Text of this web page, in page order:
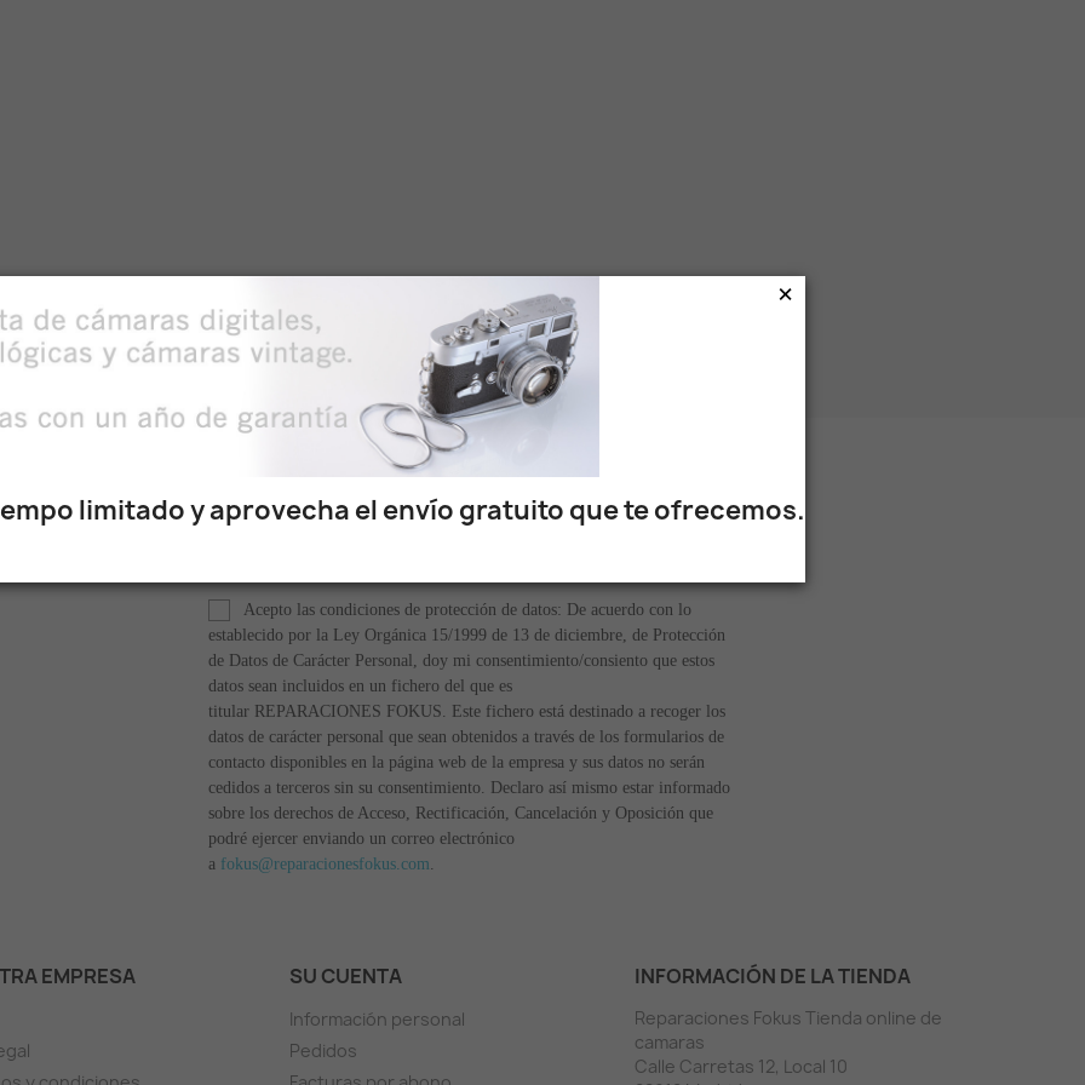
ofertas
Acepto las condiciones de protección de datos: De acuerdo con lo
establecido por la Ley Orgánica 15/1999 de 13 de diciembre, de Protección
de Datos de Carácter Personal, doy mi consentimiento/consiento que estos
datos sean incluidos en un fichero del que es
titular REPARACIONES FOKUS. Este fichero está destinado a recoger los
datos de carácter personal que sean obtenidos a través de los formularios de
contacto disponibles en la página web de la empresa y sus datos no serán
cedidos a terceros sin su consentimiento. Declaro así mismo estar informado
sobre los derechos de Acceso, Rectificación, Cancelación y Oposición que
podré ejercer enviando un correo electrónico
a fokus@reparacionesfokus.com.
EMPRESA SU CUENTA
Información personal
Pedidos
INFORMACIÓN DE LA TIENDA
Reparaciones Fokus Tienda online de
camaras
Calle Carretas 12, Local 10
lista de deseos ×
Cancelar Crear lista de deseos
limitado y aprovecha el envío gratuito que te ofrecemos.
×